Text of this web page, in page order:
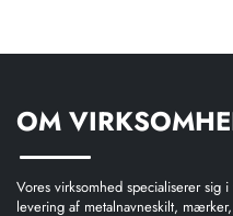
OM
Vores virksomhed specialiserer
levering af metalnavneskilt,